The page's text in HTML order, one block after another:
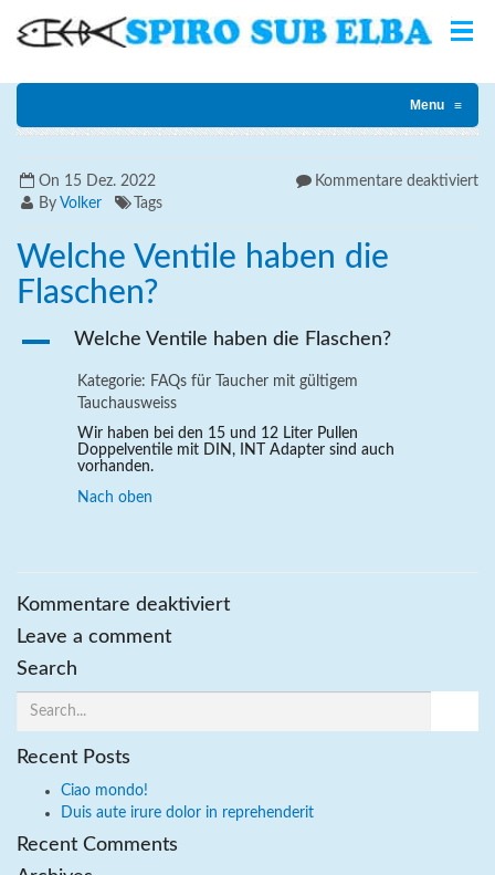
Menu ≡
On 15 Dez. 2022
By Volker Tags
Kommentare deaktiviert
Welche Ventile haben die
Flaschen?
A Welche Ventile haben die Flaschen?
Kategorie: FAQs für Taucher mit gültigem
Tauchausweiss
Wir haben bei den 15 und 12 Liter Pullen
Doppelventile mit DIN, INT Adapter sind auch
vorhanden.
Nach oben
Kommentare deaktiviertfür
die
Leave a comment
Search
Recent Posts
Ciao mondo!
Duis aute irure dolor in reprehenderit
Recent Comments